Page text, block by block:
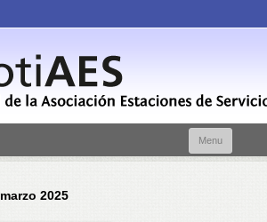
Menu
marzo 2025